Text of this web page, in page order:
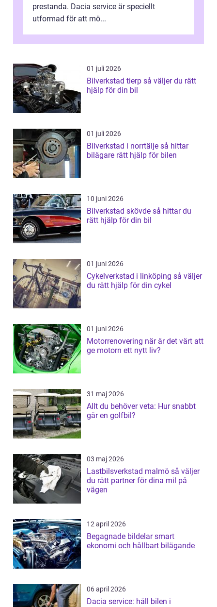
prestanda. Dacia service är speciellt
utformad för att mö...
01 juli 2026
Bilverkstad tierp så väljer du rätt
hjälp för din bil
01 juli 2026
Bilverkstad i norrtälje så hittar
bilägare rätt hjälp för bilen
10 juni 2026
Bilverkstad skövde så hittar du
rätt hjälp för din bil
01 juni 2026
Cykelverkstad i linköping så väljer
du rätt hjälp för din cykel
01 juni 2026
Motorrenovering när är det värt att
ge motorn ett nytt liv?
31 maj 2026
Allt du behöver veta: Hur snabbt
går en golfbil?
03 maj 2026
Lastbilsverkstad malmö så väljer
du rätt partner för dina mil på
vägen
12 april 2026
Begagnade bildelar smart
ekonomi och hållbart bilägande
06 april 2026
Dacia service: håll bilen i